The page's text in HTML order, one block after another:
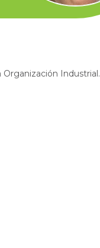
Industrial.